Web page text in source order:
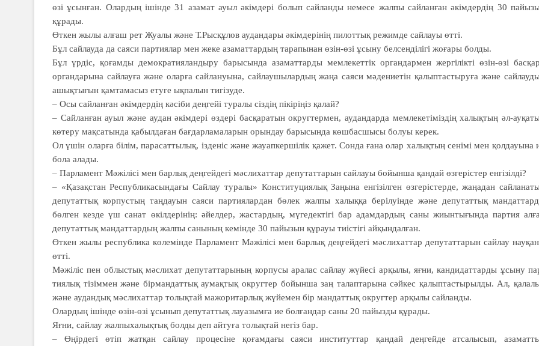
өзі ұсынған. Олардың ішінде 31 азамат ауыл әкімдері болып сайланды немесе жалпы сайланған әкімдердің 30
құрады.
Өткен жылы алғаш рет Жуалы және Т.Рысқұлов аудандары әкімдерінің пилоттық режимде сайлауы өтті.
Бұл сайлауда да саяси пар­тиялар мен жеке азаматтардың тарапынан өзін-өзі ұсыну белсенділігі жоғары болды.
Бұл үрдіс, қоғамды демокра­тия­­ландыру барысында аза­мат­тарды мемлекеттік ор­гандармен жергілікті өзін-өзі
органдарына сай­лауға және оларға сайлануына, сайлау­шылардың жаңа саяси мәдениетін қалыптастыруға және
ашықтығын қамтамасыз етуге ықпалын тигізуде.
– Осы сайланған әкімдердің кәсіби деңгейі туралы сіздің пікіріңіз қалай?
– Сайланған ауыл және аудан әкімдері өздері басқаратын округтермен, аудандарда мем­ле­кетіміздің халықтың әл-
көтеру мақсатында қабылдаған бағдарламаларын орындау барысында көшбасшысы болуы керек.
Ол үшін оларға білім, па­ра­саттылық, ізденіс және жа­уапкершілік қажет. Сонда ғана олар халықтың се­німі мен қолдауына
бола ала­ды.
– Парламент Мәжілісі мен барлық деңгейдегі мәс­ли­хаттар депутаттарын сайлауы бойынша қандай өзгерістер енгізілді?
– «Қазақстан Респуб­ли­ка­сын­дағы Сайлау туралы» Консти­ту­циялық Заңына енгізілген өзге­рістерде, жаңадан
депутаттық корпустың таңдауын саяси партиялардан бөлек жалпы халыққа берілуінде және депу­таттық
бөлген кезде үш санат өкілдерінің: әйелдер, жастардың, мүгедектігі бар адамдардың саны жиынтығында партия
депутаттық ман­даттардың жалпы санының ке­мінде 30 пайызын құрауы тиіс­тігі айқындалған.
Өткен жылы республика кө­ле­мінде Парламент Мәжілісі мен бар­лық деңгейдегі мәс­лихаттар депу­таттарын сайлау
өтті.
Мәжіліс пен облыстық мәс­лихат депутаттарының корпусы аралас сайлау жүйесі арқылы, яғни, кандидаттарды ұсыну
тиялық тізіммен және бір­ман­даттық аумақтық округтер бойынша заң талаптарына сәйкес қалып­тастырылды. Ал,
және аудандық мәслихаттар толықтай мажоритарлық жүйе­мен бір мандаттық округтер ар­қылы сайланды.
Олардың ішінде өзін-өзі ұсы­­нып депутаттық лауазымға ие болғандар саны 20 пайызды құрады.
Яғни, сайлау жалпыхалық­тық болды деп айтуға толықтай негіз бар.
– Өңірдегі өтіп жатқан сай­лау проце­сіне қоғамдағы сая­си институттар қандай дең­гейде атсалысып,